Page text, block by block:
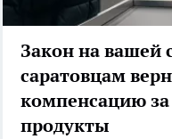
Закон на вашей
саратовцам
компенсацию
продукты